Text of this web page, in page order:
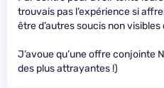
trouvais pas l’expérience si
être d’autres soucis non
J’avoue qu’une offre conjointe
des plus attrayantes !)